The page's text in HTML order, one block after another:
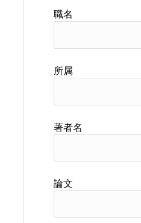
職名
所属
著者名
論文